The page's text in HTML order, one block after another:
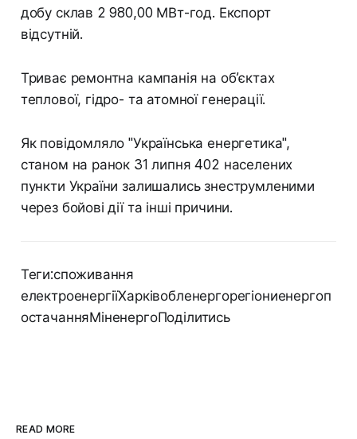
добу склав 2 980,00 МВт-год. Експорт
відсутній.
Триває ремонтна кампанія на об’єктах
теплової, гідро- та атомної генерації.
Як повідомляло "Українська енергетика",
станом на ранок 31 липня 402 населених
пункти України залишались знеструмленими
через бойові дії та інші причини.
Теги:споживання
електроенергіїХарківобленергорегіониенергоп
остачанняМіненергоПоділитись
READ MORE